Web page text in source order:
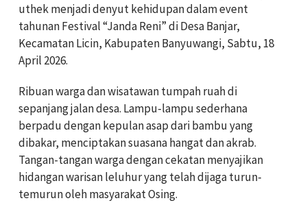
uthek menjadi denyut kehidupan dalam event
tahunan Festival “Janda Reni” di Desa Banjar,
Kecamatan Licin, Kabupaten Banyuwangi, Sabtu, 18
April 2026.
Ribuan warga dan wisatawan tumpah ruah di
sepanjang jalan desa. Lampu-lampu sederhana
berpadu dengan kepulan asap dari bambu yang
dibakar, menciptakan suasana hangat dan akrab.
Tangan-tangan warga dengan cekatan menyajikan
hidangan warisan leluhur yang telah dijaga turun-
temurun oleh masyarakat Osing.